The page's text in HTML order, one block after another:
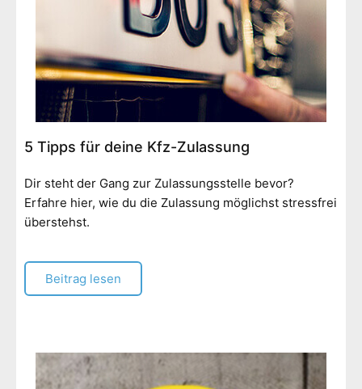
5 Tipps für deine Kfz-Zulassung
Dir steht der Gang zur Zulassungsstelle bevor?
Erfahre hier, wie du die Zulassung möglichst stressfrei
überstehst.
Beitrag lesen